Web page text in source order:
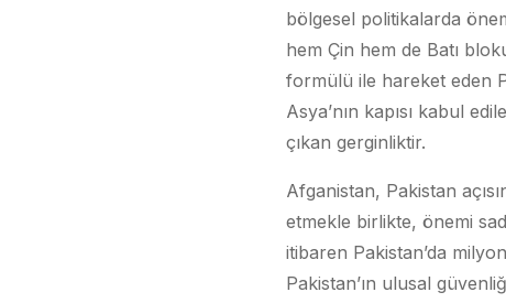
bölgesel politikalarda
hem Çin hem de Batı
formülü ile hareket eden
Asya’nın kapısı kabul
çıkan gerginliktir.
Afganistan, Pakistan
etmekle birlikte, önemi
itibaren Pakistan’da
Pakistan’ın ulusal